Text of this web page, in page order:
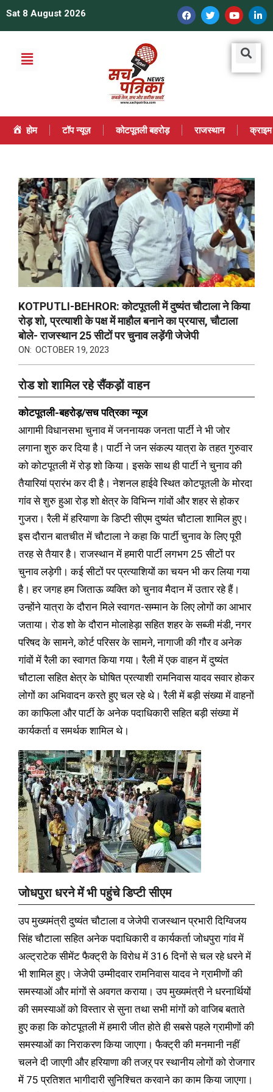
Sat 8 August 2026
होम टॉप न्यूज़ कोटपूतली बहरोड़ राजस्थान क्राइम
KOTPUTLI-BEHROR: कोटपूतली में दुष्यंत चौटाला ने किया
रोड़ शो, प्रत्याशी के पक्ष में माहौल बनाने का प्रयास, चौटाला
बोले- राजस्थान 25 सीटों पर चुनाव लड़ेंगी जेजेपी
ON: OCTOBER 19, 2023
रोड शो शामिल रहे सैंकड़ों वाहन
कोटपूतली-बहरोड़/सच पत्रिका न्यूज
आगामी विधानसभा चुनाव में जननायक जनता पार्टी ने भी जोर
लगाना शुरु कर दिया है। पार्टी ने जन संकल्प यात्रा के तहत गुरुवार
को कोटपूतली में रोड़ शो किया। इसके साथ ही पार्टी ने चुनाव की
तैयारियां प्रारंभ कर दी है। नेशनल हाईवे स्थित कोटपूतली के मोरदा
गांव से शुरु हुआ रोड़ शो क्षेत्र के विभिन्न गांवों और शहर से होकर
गुजरा। रैली में हरियाणा के डिप्टी सीएम दुष्यंत चौटाला शामिल हुए।
इस दौरान बातचीत में चौटाला ने कहा कि पार्टी चुनाव के लिए पूरी
तरह से तैयार है। राजस्थान में हमारी पार्टी लगभग 25 सीटों पर
चुनाव लड़ेगी। कई सीटों पर प्रत्याशियों का चयन भी कर लिया गया
है। हर जगह हम जिताऊ व्यक्ति को चुनाव मैदान में उतार रहे हैं।
उन्होंने यात्रा के दौरान मिले स्वागत-सम्मान के लिए लोगों का आभार
जताया। रोड शो के दौरान मोलाहेड़ा सहित शहर के सब्जी मंडी, नगर
परिषद के सामने, कोर्ट परिसर के सामने, नागाजी की गौर व अनेक
गांवों में रैली का स्वागत किया गया। रैली में एक वाहन में दुष्यंत
चौटाला सहित क्षेत्र के घोषित प्रत्याशी रामनिवास यादव सवार होकर
लोगों का अभिवादन करते हुए चल रहे थे। रैली में बड़ी संख्या में वाहनों
का काफिला और पार्टी के अनेक पदाधिकारी सहित बड़ी संख्या में
कार्यकर्ता व समर्थक शामिल थे।
जोधपुरा धरने में भी पहुंचे डिप्टी सीएम
उप मुख्यमंत्री दुष्यंत चौटाला व जेजेपी राजस्थान प्रभारी दिग्विजय
सिंह चौटाला सहित अनेक पदाधिकारी व कार्यकर्ता जोधपुरा गांव में
अल्ट्राटेक सीमेंट फैक्ट्री के विरोध में 316 दिनों से चल रहे धरने में
भी शामिल हुए। जेजेपी उम्मीदवार रामनिवास यादव ने ग्रामीणों की
समस्याओं और मांगों से अवगत कराया। उप मुख्यमंत्री ने धरनार्थियों
की समस्याओं को विस्तार से सुना तथा सभी मांगों को वाजिब बताते
हुए कहा कि कोटपूतली में हमारी जीत होते ही सबसे पहले ग्रामीणों की
समस्याओं का निराकरण किया जाएगा। फैक्ट्री की मनमानी नहीं
चलने दी जाएगी और हरियाणा की तजऱ् पर स्थानीय लोगों को रोजगार
में 75 प्रतिशत भागीदारी सुनिश्चित करवाने का काम किया जाएगा।